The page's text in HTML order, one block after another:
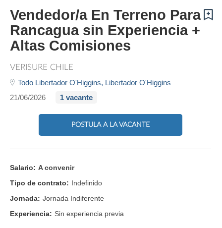
Vendedor/a En Terreno Para
Rancagua sin Experiencia +
Altas Comisiones
VERISURE CHILE
Todo Libertador O'Higgins, Libertador O'Higgins
21/06/2026
1 vacante
POSTULA A LA VACANTE
Salario: A convenir
Tipo de contrato: Indefinido
Jornada: Jornada Indiferente
Experiencia: Sin experiencia previa